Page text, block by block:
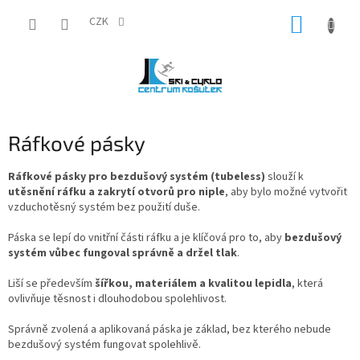
CZK
Ráfkové pásky
Ráfkové pásky pro bezdušový systém (tubeless) slouží k
utěsnění ráfku a zakrytí otvorů pro niple, aby bylo možné vytvořit
vzduchotěsný systém bez použití duše.
Páska se lepí do vnitřní části ráfku a je klíčová pro to, aby bezdušový
systém vůbec fungoval správně a držel tlak.
Liší se především šířkou, materiálem a kvalitou lepidla, která
ovlivňuje těsnost i dlouhodobou spolehlivost.
Správně zvolená a aplikovaná páska je základ, bez kterého nebude
bezdušový systém fungovat spolehlivě.